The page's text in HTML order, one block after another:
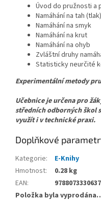
Úvod do pružnosti a
Namáhání na tah (tlak)
Namáhání na smyk
Namáhání na krut
Namáhání na ohyb
Zvláštní druhy
Statisticky neurčité
Experimentální metody
Učebnice je určena pro
středních odborných škol
využít i v technické praxi.
Doplňkové
Kategorie:
E-Knihy
Hmotnost:
0.28 kg
EAN:
9788073330637
Položka byla